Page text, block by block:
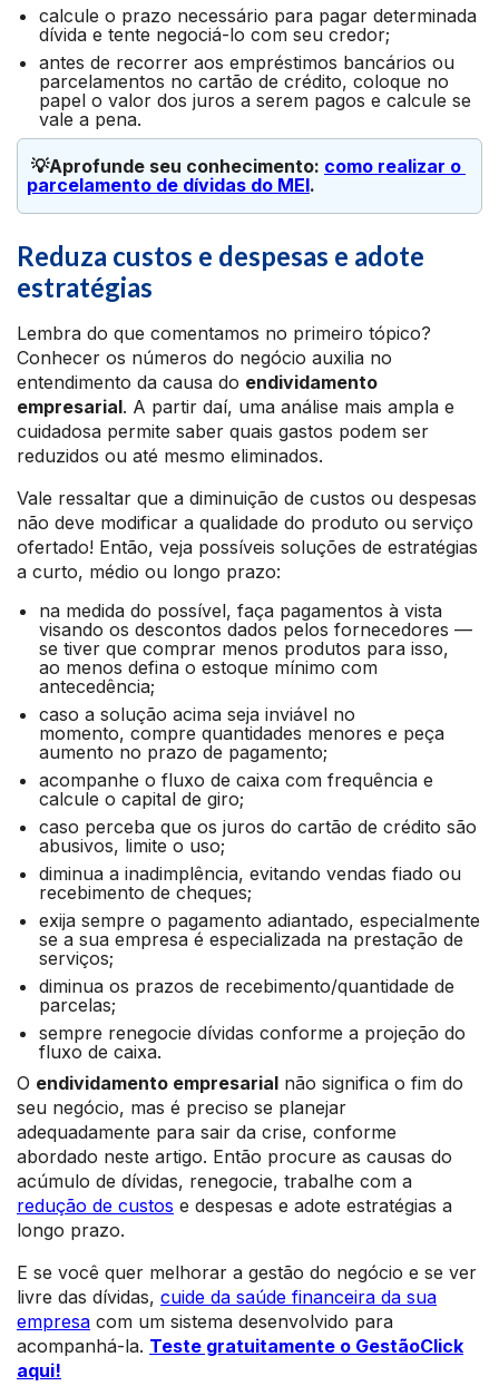
calcule o prazo necessário para pagar determinada
dívida e tente negociá-lo com seu credor;
antes de recorrer aos empréstimos bancários ou
parcelamentos no cartão de crédito, coloque no
papel o valor dos juros a serem pagos e calcule se
vale a pena.
💡Aprofunde seu conhecimento: como realizar o
parcelamento de dívidas do MEI.
Reduza custos e despesas e adote
estratégias
Lembra do que comentamos no primeiro tópico?
Conhecer os números do negócio auxilia no
entendimento da causa do endividamento
empresarial. A partir daí, uma análise mais ampla e
cuidadosa permite saber quais gastos podem ser
reduzidos ou até mesmo eliminados.
Vale ressaltar que a diminuição de custos ou despesas
não deve modificar a qualidade do produto ou serviço
ofertado! Então, veja possíveis soluções de estratégias
a curto, médio ou longo prazo:
na medida do possível, faça pagamentos à vista
visando os descontos dados pelos fornecedores —
se tiver que comprar menos produtos para isso,
ao menos defina o estoque mínimo com
antecedência;
caso a solução acima seja inviável no
momento, compre quantidades menores e peça
aumento no prazo de pagamento;
acompanhe o fluxo de caixa com frequência e
calcule o capital de giro;
caso perceba que os juros do cartão de crédito são
abusivos, limite o uso;
diminua a inadimplência, evitando vendas fiado ou
recebimento de cheques;
exija sempre o pagamento adiantado, especialmente
se a sua empresa é especializada na prestação de
serviços;
diminua os prazos de recebimento/quantidade de
parcelas;
sempre renegocie dívidas conforme a projeção do
fluxo de caixa.
O endividamento empresarial não significa o fim do
seu negócio, mas é preciso se planejar
adequadamente para sair da crise, conforme
abordado neste artigo. Então procure as causas do
acúmulo de dívidas, renegocie, trabalhe com a
redução de custos e despesas e adote estratégias a
longo prazo.
E se você quer melhorar a gestão do negócio e se ver
livre das dívidas, cuide da saúde financeira da sua
empresa com um sistema desenvolvido para
acompanhá-la. Teste gratuitamente o GestãoClick
aqui!